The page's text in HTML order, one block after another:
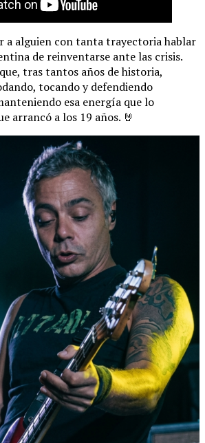
a alguien con tanta trayectoria hablar
de reinventarse ante las crisis.
tras tantos años de historia,
tocando y defendiendo
esa energía que lo
arrancó a los 19 años. 🤘